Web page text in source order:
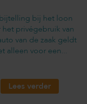
bij het loon
het privégebruik van
van de zaak geldt
alleen voor een...
Lees verder